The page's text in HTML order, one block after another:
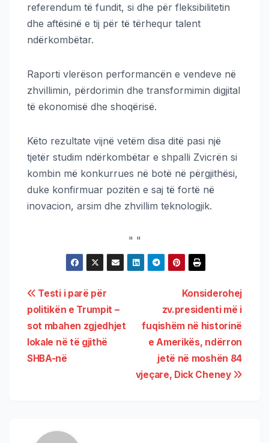
referendum të fundit, si dhe për fleksibilitetin
dhe aftësinë e tij për të tërhequr talent
ndërkombëtar.
Raporti vlerëson performancën e vendeve në
zhvillimin, përdorimin dhe transformimin digjital
të ekonomisë dhe shoqërisë.
Këto rezultate vijnë vetëm disa ditë pasi një
tjetër studim ndërkombëtar e shpalli Zvicrën si
kombin më konkurrues në botë në përgjithësi,
duke konfirmuar pozitën e saj të fortë në
inovacion, arsim dhe zhvillim teknologjik.
" "
Konsiderohej
zv.presidenti më i
fuqishëm në historinë
e Amerikës, ndërron
jetë në moshën 84
vjeçare, Dick Cheney
Testi i parë për
politikën e Trumpit –
sot mbahen zgjedhjet
lokale në të gjithë
SHBA-në